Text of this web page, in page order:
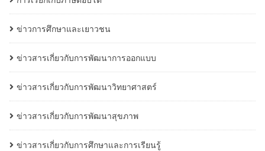
ข่าวการศึกษาและเยาวชน
ข่าวสารเกี่ยวกับการพัฒนาการออกแบบ
ข่าวสารเกี่ยวกับการพัฒนาวิทยาศาสตร์
ข่าวสารเกี่ยวกับการพัฒนาสุขภาพ
ข่าวสารเกี่ยวกับการศึกษาและการเรียนรู้